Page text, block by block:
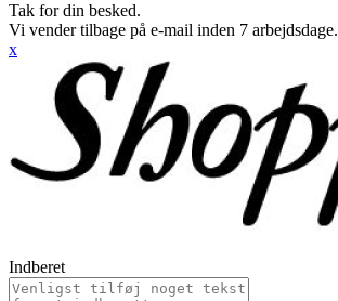
Tak for din besked.
Vi vender tilbage på e-mail inden 7 arbejdsdage.
x
Indberet